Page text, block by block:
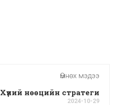
Өмнөх мэдээ
Хүний нөөцийн стратеги
2024-10-29